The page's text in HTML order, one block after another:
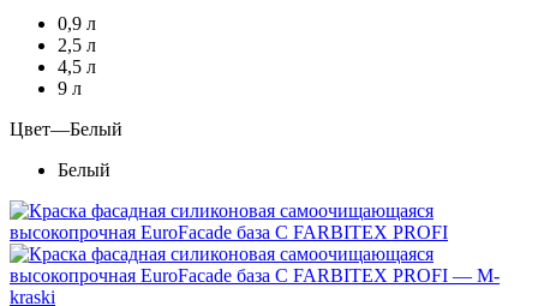
0,9 л
2,5 л
4,5 л
9 л
Цвет—Белый
Белый